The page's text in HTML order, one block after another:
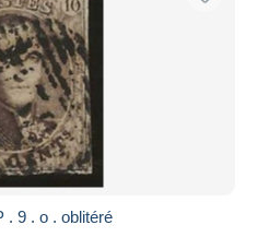
. 9 . o . oblitéré